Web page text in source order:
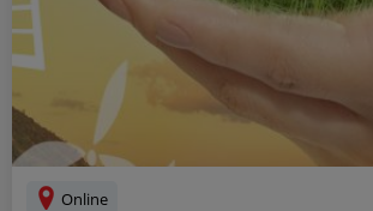
Online